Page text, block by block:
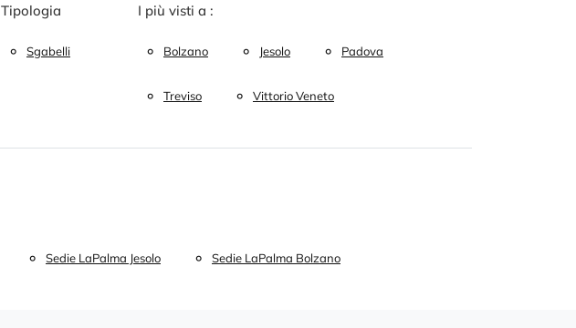
Tipologia
Sgabelli
I più visti a :
Bolzano Jesolo Padova
Treviso Vittorio Veneto
Sedie LaPalma Jesolo Sedie LaPalma Bolzano